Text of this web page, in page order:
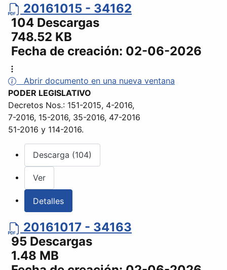
20161015 - 34162
104 Descargas
748.52 KB
Fecha de creación: 02-06-2026
Abrir documento en una nueva ventana
PODER LEGISLATIVO
Decretos Nos.: 151-2015, 4-2016,
7-2016, 15-2016, 35-2016, 47-2016
51-2016 y 114-2016.
Descarga (104)
Ver
Detalles
20161017 - 34163
95 Descargas
1.48 MB